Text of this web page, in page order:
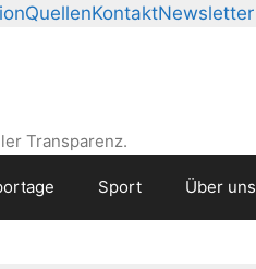
QuellenKontaktNewsletter
Transparenz.
Sport Über uns